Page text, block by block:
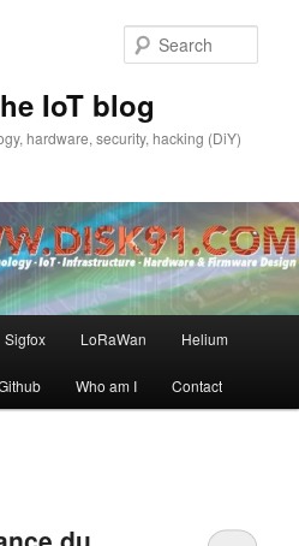
IoT blog
hardware, security, hacking (DiY)
Sigfox LoRaWan Helium
Who am I Contact